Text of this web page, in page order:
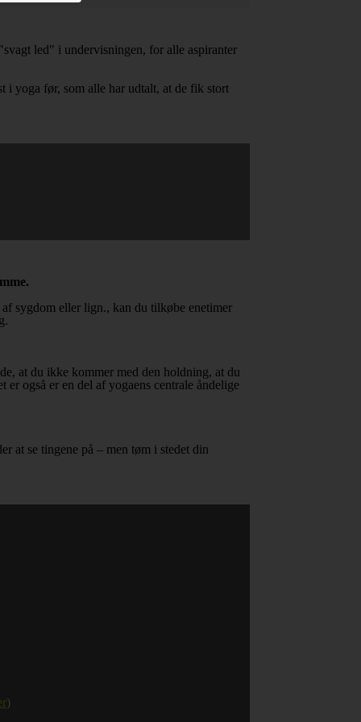
led" i undervisningen, for alle aspiranter
i yoga før, som alle har udtalt, at de fik stort
sygdom eller lign., kan du tilkøbe enetimer
at du ikke kommer med den holdning, at du
også er en del af yogaens centrale åndelige
at se tingene på – men tøm i stedet din
)